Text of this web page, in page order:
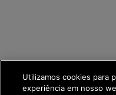
Utilizamos cookies para
experiência em nosso